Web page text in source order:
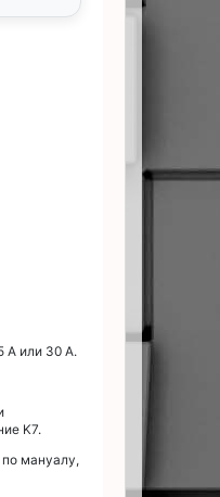
А или 30 А.
K7.
мануалу,